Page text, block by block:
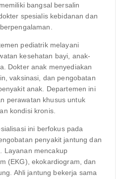
bangsal bersalin
spesialis kebidanan dan
pediatrik melayani
kesehatan bayi, anak-
Dokter anak menyediakan
vaksinasi, dan pengobatan
anak. Departemen ini
perawatan khusus untuk
kondisi kronis.
ini berfokus pada
penyakit jantung dan
Layanan mencakup
(EKG), ekokardiogram, dan
Ahli jantung bekerja sama